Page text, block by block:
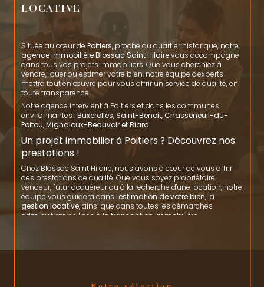
LOCATIVE
Située au cœur de Poitiers, proche du quartier historique, notre
agence immobilière Blossac Saint Hilairevous accompagne
dans tous vos projets immobiliers. Que vous cherchiez à
vendre, louer ou estimer votre bien, notre équipe d'experts
mettra tout en œuvre pour vous offrir un service de qualité, en
toute transparence.
Notre agence intervient à Poitiers et dans les communes
environnantes :Buxerolles, Saint-Benoît, Chasseneuil-du-
Poitou, Mignaloux-Beauvoir et Biard.
Un projet immobilier à Poitiers ? Découvrez nos
prestations !
Chez Blossac Saint Hilaire, nous avons à cœur de vous offrir
des prestations de qualité. Que vous soyez propriétaire
vendeur, futur acquéreur ou à la recherche d'une location, notre
équipe vous guidera dans l'estimation de votre bien, la
gestion locative, ainsi que dans toutes les démarches
administratives liées à la transaction immobilière
Que vous recherchiez unstudio sur le Plateau